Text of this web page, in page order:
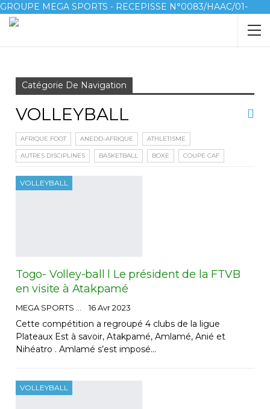
GROUPE MEGA SPORTS - RECEPISSE N°0083/HAAC/01-
2023/pl/P
Catégorie De Navigation
VOLLEYBALL
AFRIQUE FOOT ANEDD-AFRIQUE ATHLETISME
AUTRES DISCIPLINES BASKETBALL BOXE COUPE CAF
VOLLEYBALL
Togo- Volley-ball l Le président de la FTVB
en visite à Atakpamé
16 Avr 2023
Cette compétition a regroupé 4 clubs de la ligue
Plateaux Est à savoir, Atakpamé, Amlamé, Anié et
Nihéatro . Amlamé s’est imposé…
VOLLEYBALL